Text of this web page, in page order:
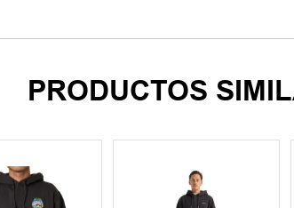
PRODUCTOS